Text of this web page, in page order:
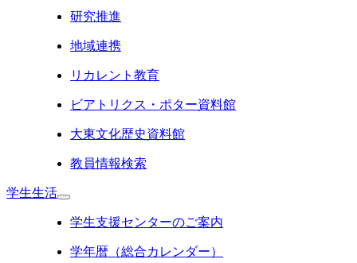
研究推進
地域連携
リカレント教育
ビアトリクス・ポター資料館
大東文化歴史資料館
教員情報検索
学生生活
学生支援センターのご案内
学年暦（総合カレンダー）